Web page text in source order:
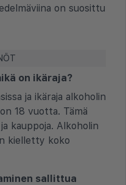
on suosittu
on ikäraja?
ja ikäraja alkoholin
18 vuotta. Tämä
kauppoja. Alkoholin
kielletty koko
sallittua